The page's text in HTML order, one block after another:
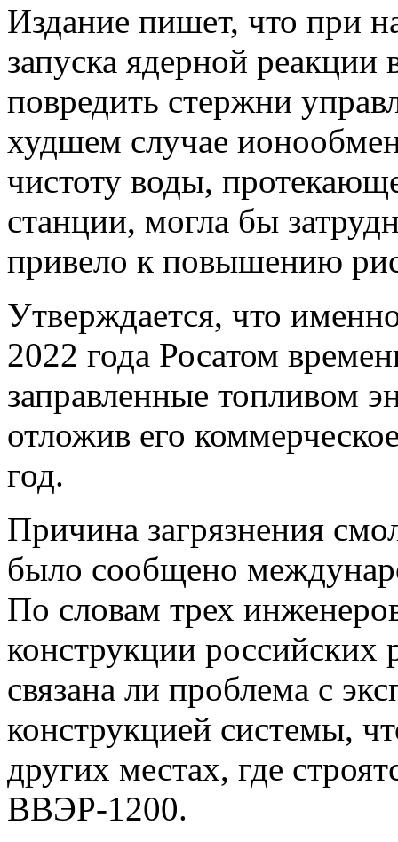
Издание пишет, что при
запуска ядерной реакции
повредить стержни
худшем случае
чистоту воды,
станции, могла бы
привело к повышению
Утверждается, что
2022 года Росатом
заправленные топливом
отложив его
год.
Причина загрязнения
было сообщено
По словам трех
конструкции российских
связана ли проблема с
конструкцией системы,
других местах, где
ВВЭР-1200.